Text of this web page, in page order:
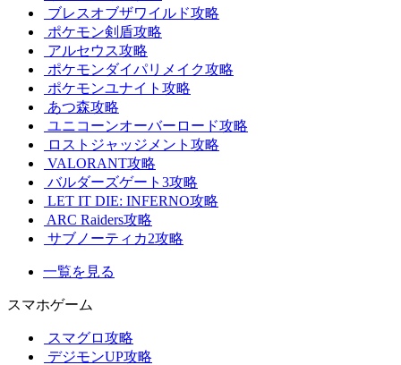
ブレスオブザワイルド攻略
ポケモン剣盾攻略
アルセウス攻略
ポケモンダイパリメイク攻略
ポケモンユナイト攻略
あつ森攻略
ユニコーンオーバーロード攻略
ロストジャッジメント攻略
VALORANT攻略
バルダーズゲート3攻略
LET IT DIE: INFERNO攻略
ARC Raiders攻略
サブノーティカ2攻略
一覧を見る
スマホゲーム
スマグロ攻略
デジモンUP攻略